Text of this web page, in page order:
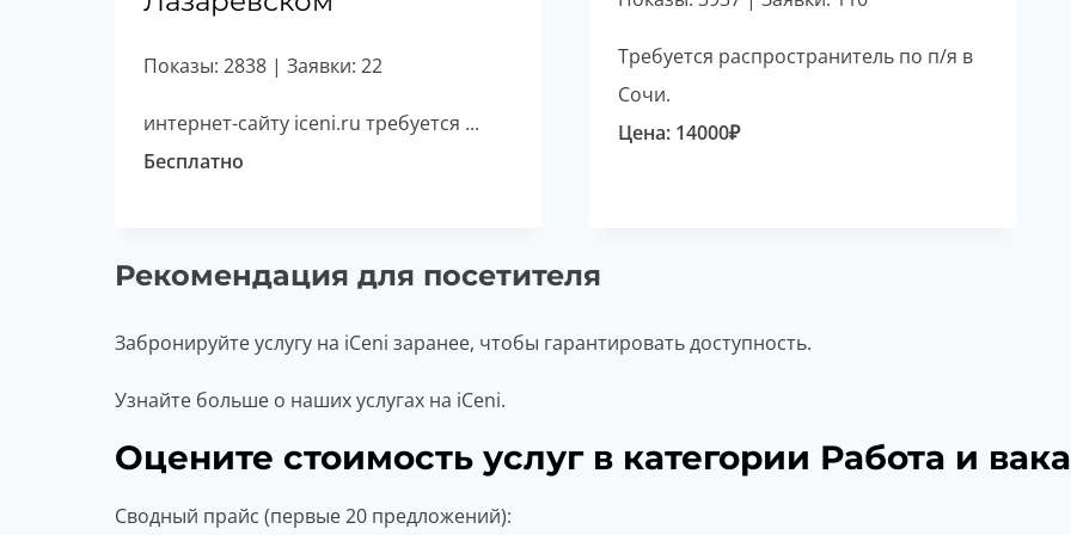
Показы: 2838 | Заявки: 22
интернет-сайту iceni.ru требуется ...
Бесплатно
Требуется распространитель по п/я в
Сочи.
Цена: 14000₽
Рекомендация для посетителя
Забронируйте услугу на iCeni заранее, чтобы гарантировать доступность.
Узнайте больше о наших услугах на iCeni.
Оцените стоимость услуг в категории Работа и
Сводный прайс (первые 20 предложений):